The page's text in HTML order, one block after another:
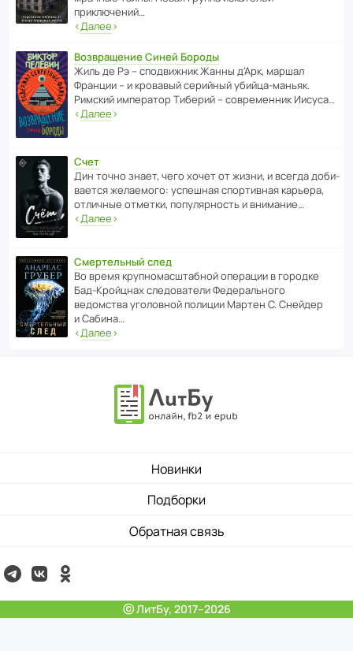
приключений…
‹Далее›
Возвращение Синей Бороды
Жиль де Рэ – спод­ви­жник Жанны д’Арк, маршал
Франции – и кровавый серийный убийца-маньяк.
Римский импе­ратор Тиберий – совре­менник Иисуса…
‹Далее›
Счет
Дин точно знает, чего хочет от жизни, и всегда доби­
ва­ется жела­е­мого: успе­шная спор­ти­вная карьера,
отли­чные отметки, попу­ля­р­ность и внимание…
‹Далее›
Смертельный след
Во время круп­но­мас­ш­та­бной операции в городке
Бад‑Крой­цнах следо­ва­тели Феде­раль­ного
ведомства уголо­вной полиции Мартен С. Снейдер
и Сабина…
‹Далее›
Новинки
Подборки
Обратная связь
ⓒ ЛитБу, 2017–2026